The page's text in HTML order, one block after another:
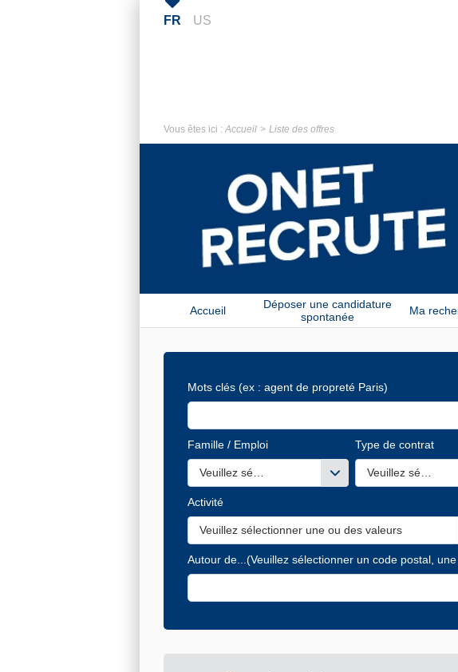
FR US
Vous êtes ici : Accueil Liste des offres
Accueil
Déposer une candidature
spontanée
Ma
Mots clés (ex : agent de propreté Paris)
Famille / Emploi
Veuillez sélectionner une ou des valeurs
Type de contrat
Veuillez
Activité
Veuillez sélectionner une ou des valeurs
Autour de...(Veuillez sélectionner un code postal,